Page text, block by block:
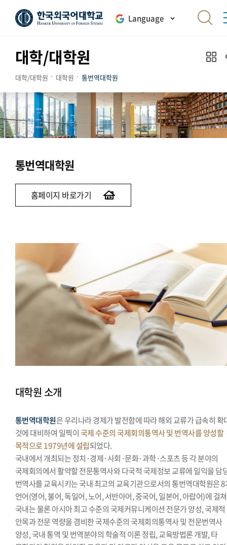
Language
대학/대학원
대학/대학원 대학원 통번역대학원
통번역대학원
홈페이지 바로가기
대학원 소개
통번역대학원은 우리나라 경제가 발전함에 따라 해외 교류가 급속히 확
것에 대비하여 일찍이국제 수준의 국제회의통역사 및 번역사를 양성할
목적으로 1979년에 설립되었다.
국내에서 개최되는 정치·경제·사회·문화·과학·스포츠 등 각 분야의
국제회의에서 활약할 전문통역사와 다국적 국제정보 교류에 일익을 담
번역사를 교육시키는 국내 최고의 교육기관으로서의 통번역대학원은 8
언어(영어, 불어, 독일어, 노어, 서반아어, 중국어, 일본어, 아랍어)에 걸쳐
국내는 물론 아시아 최고 수준의 국제커뮤니케이션 전문가 양성, 국제적
안목과 전문 역량을 겸비한 국제수준의 국제회의통역사 및 전문번역사
양성, 국내 통역 및 번역분야의 학술적 이론 정립, 교육방법론 개발, 타